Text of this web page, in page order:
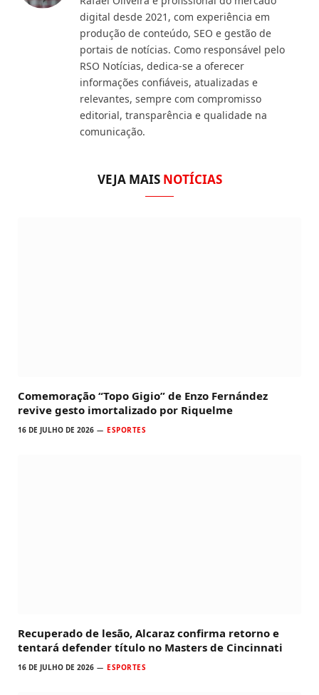
digital desde 2021, com experiência em
produção de conteúdo, SEO e gestão de
portais de notícias. Como responsável pelo
RSO Notícias, dedica-se a oferecer
informações confiáveis, atualizadas e
relevantes, sempre com compromisso
editorial, transparência e qualidade na
comunicação.
VEJA MAIS NOTÍCIAS
Comemoração “Topo Gigio” de Enzo Fernández
revive gesto imortalizado por Riquelme
16 DE JULHO DE 2026 ESPORTES
Recuperado de lesão, Alcaraz confirma retorno e
tentará defender título no Masters de Cincinnati
16 DE JULHO DE 2026 ESPORTES